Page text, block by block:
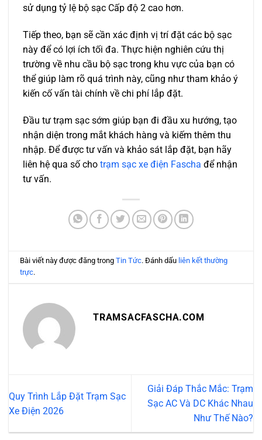
sử dụng tỷ lệ bộ sạc Cấp độ 2 cao hơn.
Tiếp theo, bạn sẽ cần xác định vị trí đặt các bộ sạc
này để có lợi ích tối đa. Thực hiện nghiên cứu thị
trường về nhu cầu bộ sạc trong khu vực của bạn có
thể giúp làm rõ quá trình này, cũng như tham khảo ý
kiến ​​cố vấn tài chính về chi phí lắp đặt.
Đầu tư trạm sạc sớm giúp bạn đi đầu xu hướng, tạo
nhận diện trong mắt khách hàng và kiếm thêm thu
nhập. Để được tư vấn và khảo sát lắp đặt, bạn hãy
liên hệ qua số cho trạm sạc xe điện Fascha để nhận
tư vấn.
Bài viết này được đăng trongTin Tức. Đánh dấu liên kết thường
trực.
TRAMSACFASCHA.COM
Quy Trình Lắp Đặt Trạm Sạc
Xe Điện 2026
Giải Đáp Thắc Mắc: Trạm
Sạc AC Và DC Khác Nhau
Như Thế Nào?